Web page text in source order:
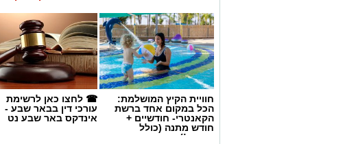
לתחילת העבודות וציינה כי הרשות תמשיך לפעול
קרקעות המדינה ולנקוט בכל דרך חוקית כדי להגן
והשתלטויות. לדבריה, חידוש הנטיעות בוואדי
שנועד לשמור על משאב הקרקע הלאומי, למנוע
עתודות הקרקע לרווחת הציבור כולו.
אנו מכבדים זכויות יוצרים ועושים מאמץ לאתר את בעלי הזכויות
בפרסומינו צילום שיש לכם זכויות בו, אתם רשאים לפנות
המייל:ram@isnet.co.il
חוויית הקיץ המושלמת:
הכל במקום אחד ברשת
הקאנטרי- חודשיים +
חודש מתנה (כולל
החגים!)
☎ לחצו כאן לרשימת
עורכי דין בבאר שבע -
אינדקס באר שבע נט